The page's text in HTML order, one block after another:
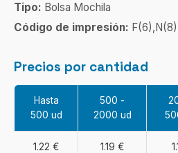
Tipo: Bolsa Mochila
Código de impresión:
Precios por cantidad
Hasta
500 ud
500 -
2000 ud
1.22 € 1.19 €